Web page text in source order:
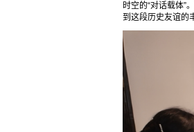
时空的“对话载体”
到这段历史友谊的